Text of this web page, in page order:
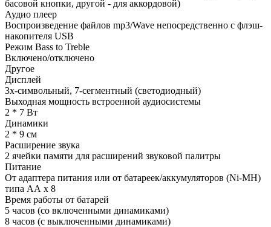
басовой кнопки, другой - для аккордовой)
Аудио плеер
Воспроизведение файлов mp3/Wave непосредственно с флэш-
накопителя USB
Режим Bass to Treble
Включено/отключено
Другое
Дисплей
3х-символьный, 7-сегментный (светодиодный)
Выходная мощность встроенной аудиосистемы
2 * 7 Вт
Динамики
2 * 9 см
Расширение звука
2 ячейки памяти для расширений звуковой палитры
Питание
От адаптера питания или от батареек/аккумуляторов (Ni-MH)
типа АА x 8
Время работы от батарей
5 часов (со включенными динамиками)
8 часов (с выключенными динамиками)